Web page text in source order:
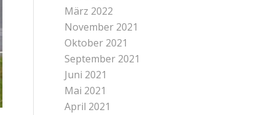
März 2022
November 2021
Oktober 2021
September 2021
Juni 2021
Mai 2021
April 2021